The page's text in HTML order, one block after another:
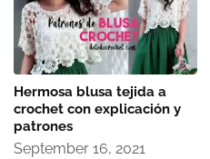
Hermosa blusa tejida a
crochet con explicación y
patrones
September 16, 2021